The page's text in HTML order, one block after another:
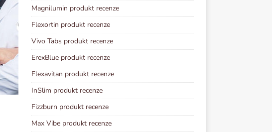
Magnilumin produkt recenze
Flexortin produkt recenze
Vivo Tabs produkt recenze
ErexBlue produkt recenze
Flexavitan produkt recenze
InSlim produkt recenze
Fizzburn produkt recenze
Max Vibe produkt recenze